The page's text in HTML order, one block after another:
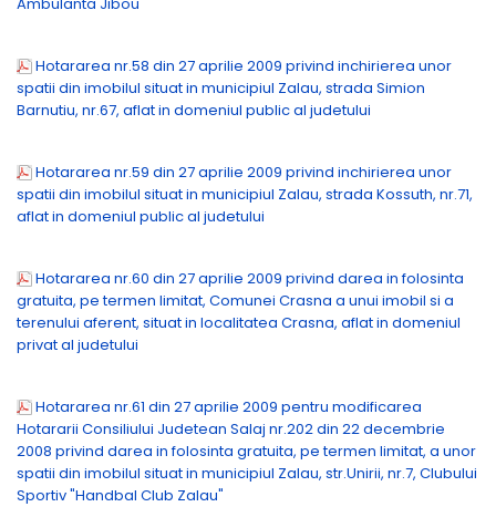
Hotararea nr.58 din 27 aprilie 2009 privind inchirierea unor
spatii din imobilul situat in municipiul Zalau, strada Simion
Barnutiu, nr.67, aflat in domeniul public al judetului
Hotararea nr.59 din 27 aprilie 2009 privind inchirierea unor
spatii din imobilul situat in municipiul Zalau, strada Kossuth, nr.71,
aflat in domeniul public al judetului
Hotararea nr.60 din 27 aprilie 2009 privind darea in folosinta
gratuita, pe termen limitat, Comunei Crasna a unui imobil si a
terenului aferent, situat in localitatea Crasna, aflat in domeniul
privat al judetului
Hotararea nr.61 din 27 aprilie 2009 pentru modificarea
Hotararii Consiliului Judetean Salaj nr.202 din 22 decembrie
2008 privind darea in folosinta gratuita, pe termen limitat, a unor
spatii din imobilul situat in municipiul Zalau, str.Unirii, nr.7, Clubului
Sportiv "Handbal Club Zalau"